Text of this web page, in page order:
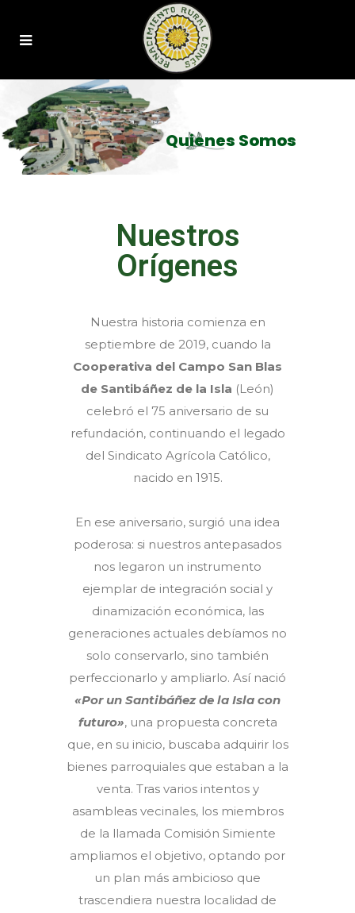
Quienes Somos
Nuestros
Orígenes
Nuestra historia comienza en
septiembre de 2019, cuando la
Cooperativa del Campo San Blas
de Santibáñez de la Isla (León)
celebró el 75 aniversario de su
refundación, continuando el legado
del Sindicato Agrícola Católico,
nacido en 1915.
En ese aniversario, surgió una idea
poderosa: si nuestros antepasados
nos legaron un instrumento
ejemplar de integración social y
dinamización económica, las
generaciones actuales debíamos no
solo conservarlo, sino también
perfeccionarlo y ampliarlo. Así nació
«Por un Santibáñez de la Isla con
futuro», una propuesta concreta
que, en su inicio, buscaba adquirir los
bienes parroquiales que estaban a la
venta. Tras varios intentos y
asambleas vecinales, los miembros
de la llamada Comisión Simiente
ampliamos el objetivo, optando por
un plan más ambicioso que
trascendiera nuestra localidad de